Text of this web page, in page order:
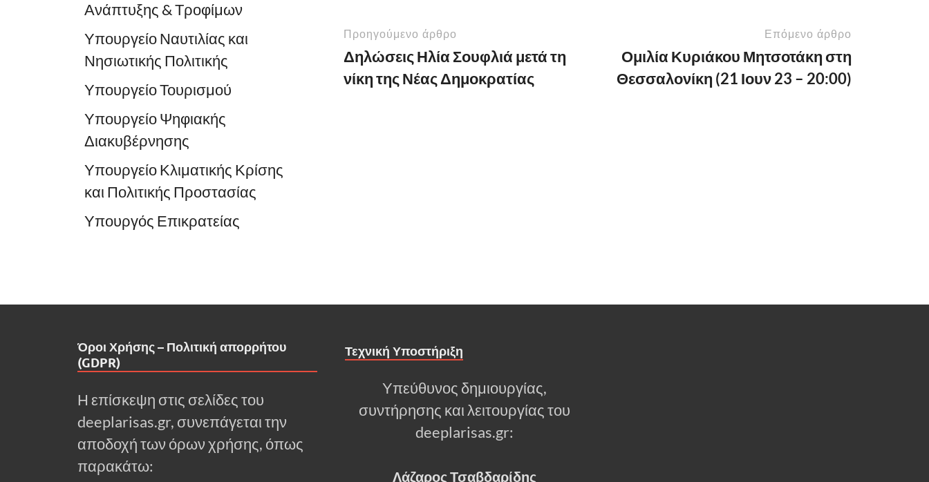
Προηγούμενο άρθρο
Δηλώσεις Ηλία Σουφλιά μετά τη
νίκη της Νέας Δημοκρατίας
Επόμενο άρθρο
Ομιλία Κυριάκου Μητσοτάκη στη
Θεσσαλονίκη (21 Ιουν 23 – 20:00)
Ανάπτυξης & Τροφίμων
Υπουργείο Ναυτιλίας και
Νησιωτικής Πολιτικής
Υπουργείο Τουρισμού
Υπουργείο Ψηφιακής
Διακυβέρνησης
Υπουργείο Κλιματικής Κρίσης
και Πολιτικής Προστασίας
Υπουργός Επικρατείας
Όροι Χρήσης – Πολιτική απορρήτου
(GDPR)
Η επίσκεψη στις σελίδες του
deeplarisas.gr, συνεπάγεται την
αποδοχή των όρων χρήσης, όπως
παρακάτω:
Τεχνική Υποστήριξη
Υπεύθυνος δημιουργίας,
συντήρησης και λειτουργίας του
deeplarisas.gr:
Λάζαρος Τσαβδαρίδης